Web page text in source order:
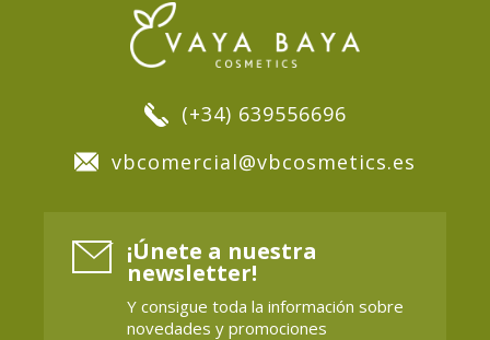
(+34) 639556696
vbcomercial@vbcosmetics.es
¡Únete a nuestra
newsletter!
Y consigue toda la información sobre
novedades y promociones